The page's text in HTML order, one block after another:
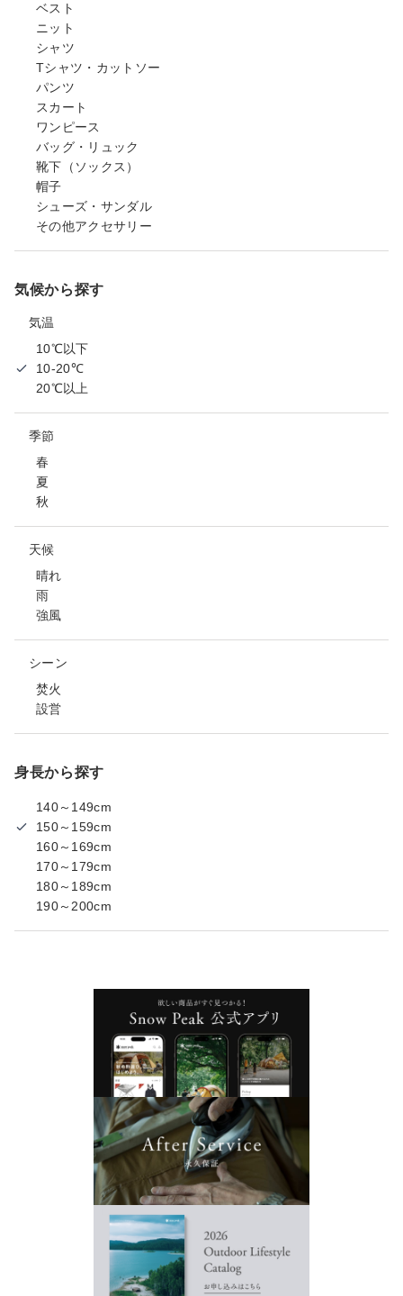
ベスト
ニット
シャツ
Tシャツ・カットソー
パンツ
スカート
ワンピース
バッグ・リュック
靴下（ソックス）
帽子
シューズ・サンダル
その他アクセサリー
気候から探す
気温
10℃以下
10-20℃
20℃以上
季節
春
夏
秋
天候
晴れ
雨
強風
シーン
焚火
設営
身長から探す
140～149cm
150～159cm
160～169cm
170～179cm
180～189cm
190～200cm